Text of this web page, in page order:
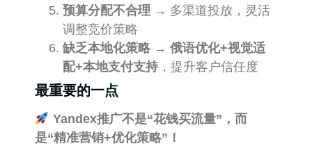
预算分配不合理 → 多渠道投放，灵活
调整竞价策略
缺乏本地化策略 → 俄语优化+视觉适
配+本地支付支持，提升客户信任度
最重要的一点
Yandex推广不是“花钱买流量”，而
是“精准营销+优化策略”！